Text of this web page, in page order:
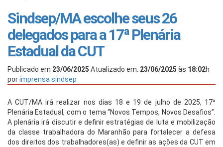
Sindsep/MA escolhe seus 26
delegados para a 17ª Plenária
Estadual da CUT
Publicado em 23/06/2025 Atualizado em: 23/06/2025 às 18:02h
porimprensa sindsep
A CUT/MA irá realizar nos dias 18 e 19 de julho de 2025, 17ª
Plenária Estadual, com o tema “Novos Tempos, Novos Desafios”.
A plenária irá discutir e definir estratégias de luta e mobilização
da classe trabalhadora do Maranhão para fortalecer a defesa
dos direitos dos trabalhadores(as) e definir as ações da CUT em